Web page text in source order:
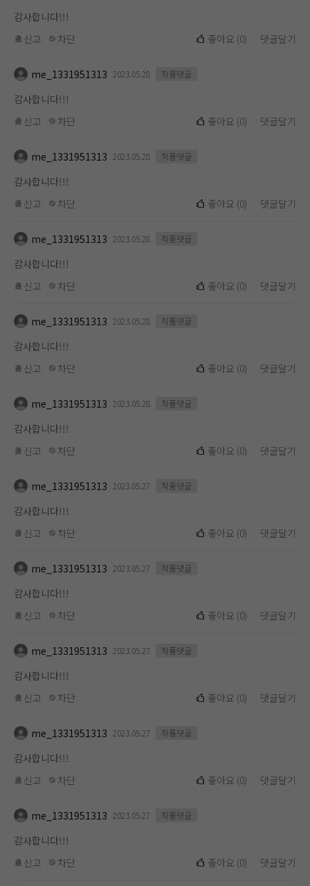
감사합니다!!!
신고
차단 좋아요 (0) 댓글달기
me_1331951313 2023.05.28 작품댓글
감사합니다!!!
신고
차단 좋아요 (0) 댓글달기
me_1331951313 2023.05.28 작품댓글
감사합니다!!!
신고
차단 좋아요 (0) 댓글달기
me_1331951313 2023.05.28 작품댓글
감사합니다!!!
신고
차단 좋아요 (0) 댓글달기
me_1331951313 2023.05.28 작품댓글
감사합니다!!!
신고
차단 좋아요 (0) 댓글달기
me_1331951313 2023.05.28 작품댓글
감사합니다!!!
신고
차단 좋아요 (0) 댓글달기
me_1331951313 2023.05.27 작품댓글
감사합니다!!!
신고
차단 좋아요 (0) 댓글달기
me_1331951313 2023.05.27 작품댓글
감사합니다!!!
신고
차단 좋아요 (0) 댓글달기
me_1331951313 2023.05.27 작품댓글
감사합니다!!!
신고
차단 좋아요 (0) 댓글달기
me_1331951313 2023.05.27 작품댓글
감사합니다!!!
신고
차단 좋아요 (0) 댓글달기
me_1331951313 2023.05.27 작품댓글
감사합니다!!!
신고
차단 좋아요 (0) 댓글달기